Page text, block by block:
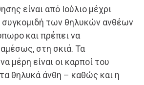
είναι από Ιούλιο μέχρι
των θηλυκών ανθέων
και πρέπει να
στη σκιά. Τα
μέρη είναι οι καρποί του
θηλυκά άνθη – καθώς και η